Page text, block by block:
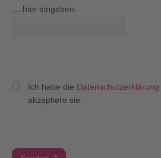
… hier eingeben:
Ich habe die Datenschutzerklärung
akzeptiere sie.